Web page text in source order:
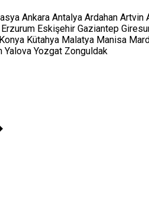
Ankara Antalya Ardahan Artvin
Erzurum Eskişehir Gaziantep
Konya Kütahya Malatya Manisa
Yalova Yozgat Zonguldak